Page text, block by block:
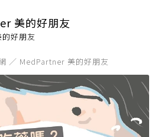
美的好朋友
好朋友
／ MedPartner 美的好朋友